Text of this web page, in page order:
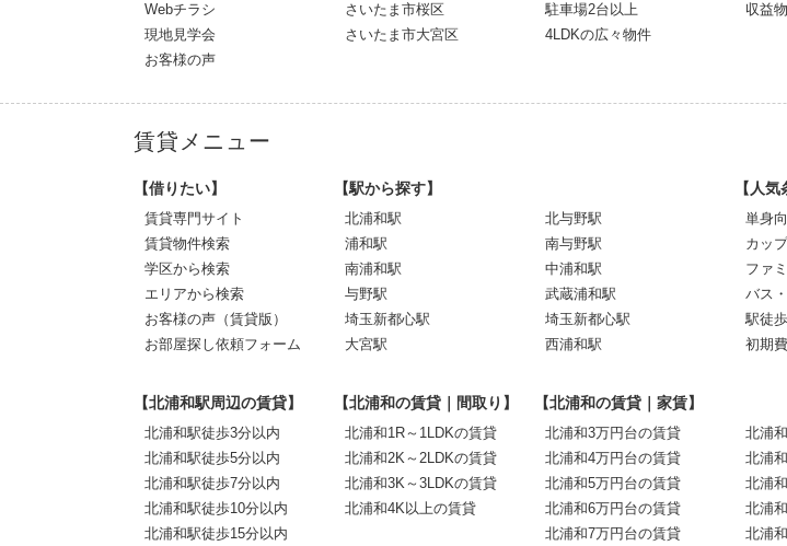
Webチラシ
現地見学会
お客様の声
さいたま市桜区
さいたま市大宮区
駐車場2台以上
4LDKの広々物件
収益
賃貸メニュー
【借りたい】
賃貸専門サイト
賃貸物件検索
学区から検索
エリアから検索
お客様の声（賃貸版）
お部屋探し依頼フォーム
【駅から探す】
北浦和駅
浦和駅
南浦和駅
与野駅
埼玉新都心駅
大宮駅
北与野駅
南与野駅
中浦和駅
武蔵浦和駅
埼玉新都心駅
西浦和駅
【人
単身
カッ
ファ
バス
駅徒
初期
【北浦和駅周辺の賃貸】
北浦和駅徒歩3分以内
北浦和駅徒歩5分以内
北浦和駅徒歩7分以内
北浦和駅徒歩10分以内
北浦和駅徒歩15分以内
【北浦和の賃貸｜間取り】
北浦和1R～1LDKの賃貸
北浦和2K～2LDKの賃貸
北浦和3K～3LDKの賃貸
北浦和4K以上の賃貸
【北浦和の賃貸｜家賃】
北浦和3万円台の賃貸
北浦和4万円台の賃貸
北浦和5万円台の賃貸
北浦和6万円台の賃貸
北浦和7万円台の賃貸
北浦
北浦
北浦
北浦
北浦